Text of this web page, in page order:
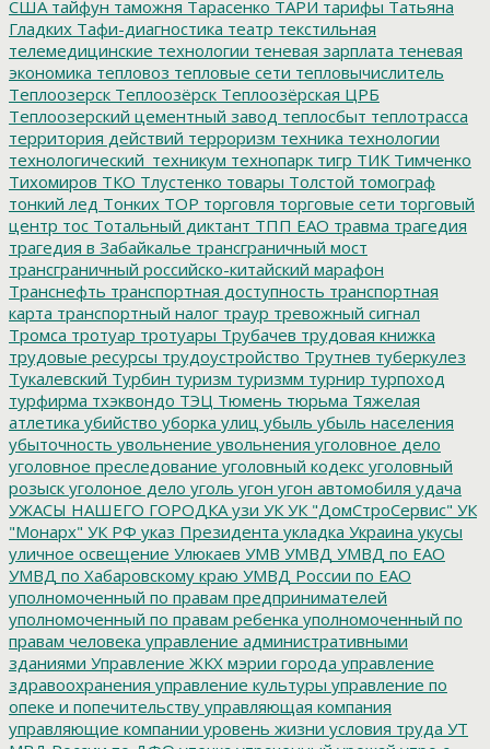
США тайфун таможня Тарасенко ТАРИ тарифы Татьяна
Гладких Тафи-диагностика театр текстильная
телемедицинские технологии теневая зарплата теневая
экономика тепловоз тепловые сети тепловычислитель
Теплоозерск Теплоозёрск Теплоозёрская ЦРБ
Теплоозерский цементный завод теплосбыт теплотрасса
территория действий терроризм техника технологии
технологический_техникум технопарк тигр ТИК Тимченко
Тихомиров ТКО Тлустенко товары Толстой томограф
тонкий лед Тонких ТОР торговля торговые сети торговый
центр тос Тотальный диктант ТПП ЕАО травма трагедия
трагедия в Забайкалье трансграничный мост
трансграничный российско-китайский марафон
Транснефть транспортная доступность транспортная
карта транспортный налог траур тревожный сигнал
Тромса тротуар тротуары Трубачев трудовая книжка
трудовые ресурсы трудоустройство Трутнев туберкулез
Тукалевский Турбин туризм туризмм турнир турпоход
турфирма тхэквондо ТЭЦ Тюмень тюрьма Тяжелая
атлетика убийство уборка улиц убыль убыль населения
убыточность увольнение увольнения уголовное дело
уголовное преследование уголовный кодекс уголовный
розыск уголоное дело уголь угон угон автомобиля удача
УЖАСЫ НАШЕГО ГОРОДКА узи УК УК "ДомСтроСервис" УК
"Монарх" УК РФ указ Президента укладка Украина укусы
уличное освещение Улюкаев УМВ УМВД УМВД по ЕАО
УМВД по Хабаровскому краю УМВД России по ЕАО
уполномоченный по правам предпринимателей
уполномоченный по правам ребенка уполномоченный по
правам человека управление административными
зданиями Управление ЖКХ мэрии города управление
здравоохранения управление культуры управление по
опеке и попечительству управляющая компания
управляющие компании уровень жизни условия труда УТ